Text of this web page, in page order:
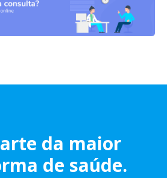
da maior
de saúde.